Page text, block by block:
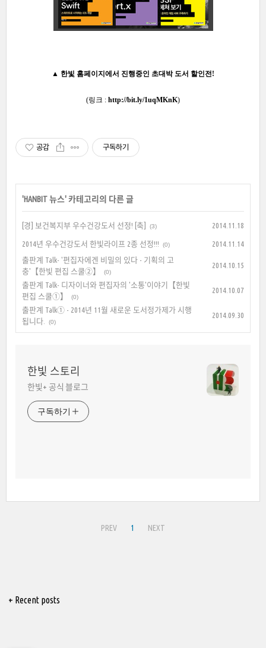
▲ 한빛 홈페이지에서 진행중인 초대박 도서 할인전!
(링크 : http://bit.ly/1uqMKnK)
공감 구독하기
'HANBIT 뉴스' 카테고리의 다른 글
[경] 보건복지부 우수건강도서 선정! [축] (3) 2014.11.18
2014년 우수건강도서 한빛라이프 2종 선정!!! (0)
2014.11.14
출판계 Talk- '편집자에겐 비밀의 있다 - 기획의 고
충'【한빛 편집 스쿨②】
(0)
2014.10.15
출판계 Talk- 디자이너와 편집자의 '소통'이야기【한빛
편집 스쿨①】
(0)
2014.10.07
출판계 Talk① - 2014년 11월 새로운 도서정가제가 시행
됩니다.
(0)
2014.09.30
한빛 스토리
한빛+ 공식 블로그
구독하기
PREV 1 NEXT
+ Recent posts